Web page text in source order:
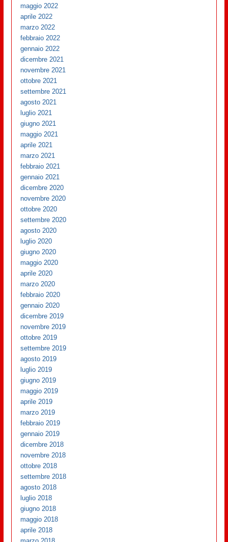
maggio 2022
aprile 2022
marzo 2022
febbraio 2022
gennaio 2022
dicembre 2021
novembre 2021
ottobre 2021
settembre 2021
agosto 2021
luglio 2021
giugno 2021
maggio 2021
aprile 2021
marzo 2021
febbraio 2021
gennaio 2021
dicembre 2020
novembre 2020
ottobre 2020
settembre 2020
agosto 2020
luglio 2020
giugno 2020
maggio 2020
aprile 2020
marzo 2020
febbraio 2020
gennaio 2020
dicembre 2019
novembre 2019
ottobre 2019
settembre 2019
agosto 2019
luglio 2019
giugno 2019
maggio 2019
aprile 2019
marzo 2019
febbraio 2019
gennaio 2019
dicembre 2018
novembre 2018
ottobre 2018
settembre 2018
agosto 2018
luglio 2018
giugno 2018
maggio 2018
aprile 2018